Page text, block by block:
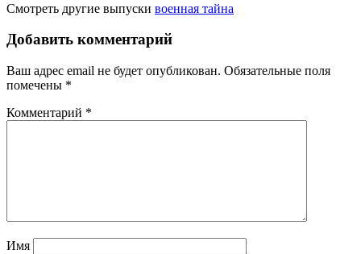
Смотреть другие выпуски военная тайна
Добавить комментарий
Ваш адрес email не будет опубликован. Обязательные поля
помечены *
Комментарий *
Имя